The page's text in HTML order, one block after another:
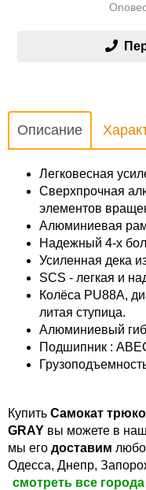
Описание
Легковесная
Сверхпрочная
элементов
Алюминиевая
Надежный 4-х
Усиленная дека
SCS - легкая и
Колёса PU88А,
литая ступица.
Алюминиевый
Подшипник :
Купить Самокат
GRAY вы можете в
мы его доставим
Одесса, Днепр,
смотреть все города